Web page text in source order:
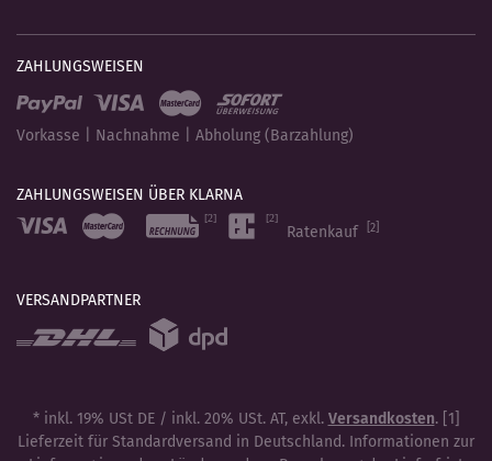
ZAHLUNGSWEISEN
Vorkasse | Nachnahme | Abholung (Barzahlung)
ZAHLUNGSWEISEN ÜBER KLARNA
Ratenkauf
[2]
VERSANDPARTNER
* inkl. 19% USt DE / inkl. 20% USt. AT, exkl. Versandkosten. [1]
Lieferzeit für Standardversand in Deutschland. Informationen zur